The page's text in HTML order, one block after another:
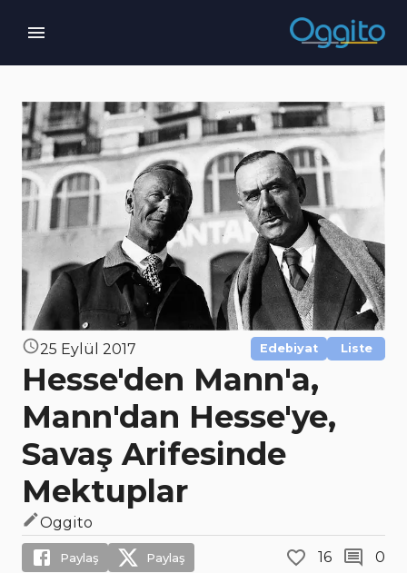
25 Eylül 2017 Edebiyat Liste
Hesse'den Mann'a,
Mann'dan Hesse'ye,
Savaş Arifesinde
Mektuplar
Oggito
Paylaş Paylaş 16 0